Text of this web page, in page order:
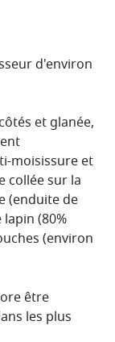
d'environ
et glanée,
moisissure et
collée sur la
(enduite de
(80%
(environ
être
les plus